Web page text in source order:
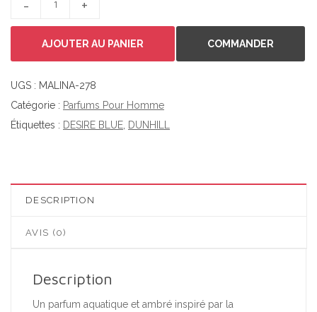
AJOUTER AU PANIER COMMANDER
UGS : MALINA-278
Catégorie : Parfums Pour Homme
Étiquettes : DESIRE BLUE DUNHILL
DESCRIPTION
AVIS (0)
Description
Un parfum aquatique et ambré inspiré par la